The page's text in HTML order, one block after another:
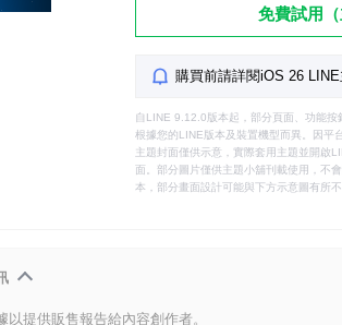
免費試用（
購買前請詳閱iOS 26
自LINE 9.12.0版本起，部分頁面、功能
根據您的LINE版本及裝置機型而異。因平
主題封面僅供示意，實際套用主題並開啟
面。部分圖片僅供主題小舖刊載使用，不
本，部分畫面設計可能與下方示意圖有所不
提供販售報告給內容創作者。